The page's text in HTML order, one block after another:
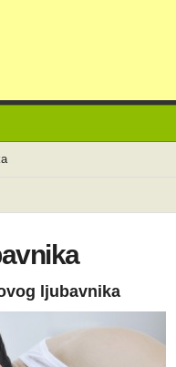
ljubavnika